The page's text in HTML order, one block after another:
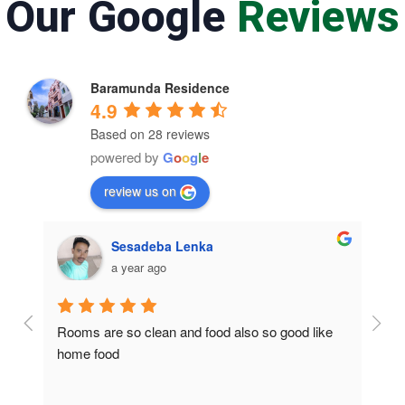
Our Google Reviews
Baramunda Residence
4.9
Based on 28 reviews
powered by Google
review us on
Sesadeba Lenka
a year ago
Rooms are so clean and food also so good like
home food
So